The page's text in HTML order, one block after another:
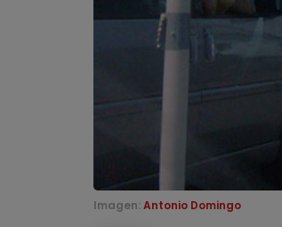
Imagen: Antonio Domingo